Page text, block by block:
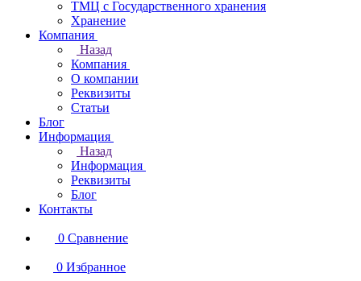
ТМЦ с Государственного хранения
Хранение
Компания
Назад
Компания
О компании
Реквизиты
Статьи
Блог
Информация
Назад
Информация
Реквизиты
Блог
Контакты
0 Сравнение
0 Избранное